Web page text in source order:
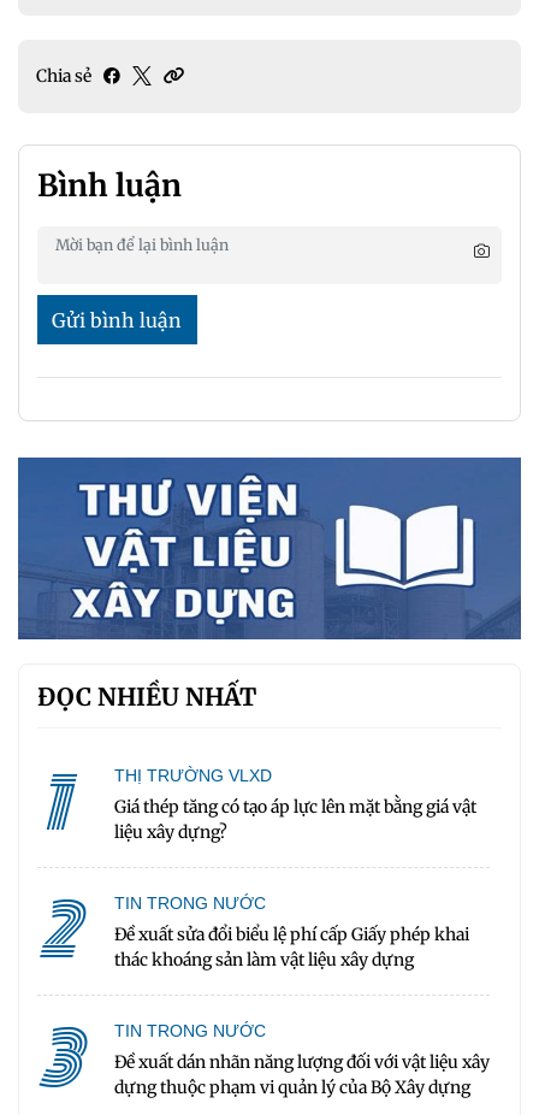
Chia sẻ
Bình luận
Gửi bình luận
ĐỌC NHIỀU NHẤT
1 THỊ TRƯỜNG VLXD
Giá thép tăng có tạo áp lực lên mặt bằng giá vật
liệu xây dựng?
2 TIN TRONG NƯỚC
Đề xuất sửa đổi biểu lệ phí cấp Giấy phép khai
thác khoáng sản làm vật liệu xây dựng
3 TIN TRONG NƯỚC
Đề xuất dán nhãn năng lượng đối với vật liệu xây
dựng thuộc phạm vi quản lý của Bộ Xây dựng